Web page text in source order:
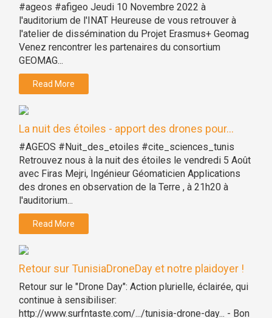
#ageos #afigeo Jeudi 10 Novembre 2022 à
l'auditorium de l'INAT Heureuse de vous retrouver à
l'atelier de dissémination du Projet Erasmus+ Geomag
Venez rencontrer les partenaires du consortium
GEOMAG...
Read More
La nuit des étoiles - apport des drones pour...
#AGEOS #Nuit_des_etoiles #cite_sciences_tunis
Retrouvez nous à la nuit des étoiles le vendredi 5 Août
avec Firas Mejri, Ingénieur Géomaticien Applications
des drones en observation de la Terre , à 21h20 à
l'auditorium...
Read More
Retour sur TunisiaDroneDay et notre plaidoyer !
Retour sur le "Drone Day": Action plurielle, éclairée, qui
continue à sensibiliser:
http://www.surfntaste.com/.../tunisia-drone-day... - Bon